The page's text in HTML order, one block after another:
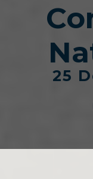
25